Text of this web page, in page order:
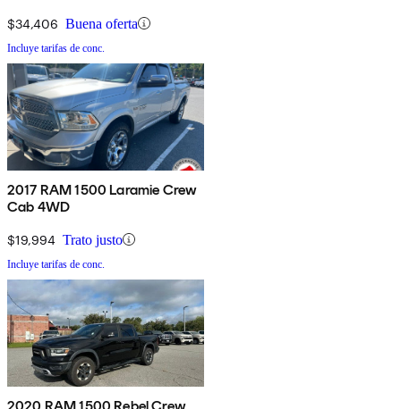
$34,406 Buena oferta
Incluye tarifas de conc.
2017 RAM 1500 Laramie Crew
Cab 4WD
$19,994 Trato justo
Incluye tarifas de conc.